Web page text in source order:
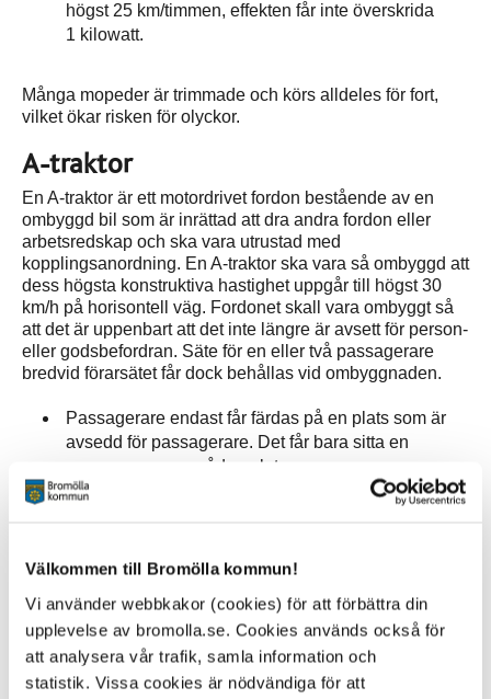
Välkommen till Bromölla kommun!
Vi använder webbkakor (cookies) för att förbättra din
upplevelse av bromolla.se. Cookies används också för
att analysera vår trafik, samla information och
statistik. Vissa cookies är nödvändiga för att
högst 25 km/timmen, effekten får inte överskrida
1 kilowatt.
Många mopeder är trimmade och körs alldeles för fort,
vilket ökar risken för olyckor.
A-traktor
En A-traktor är ett motordrivet fordon bestående av en
ombyggd bil som är inrättad att dra andra fordon eller
arbetsredskap och ska vara utrustad med
kopplingsanordning. En A-traktor ska vara så ombyggd att
dess högsta konstruktiva hastighet uppgår till högst 30
km/h på horisontell väg. Fordonet skall vara ombyggt så
att det är uppenbart att det inte längre är avsett för person-
eller godsbefordran. Säte för en eller två passagerare
bredvid förarsätet får dock behållas vid ombyggnaden.
Passagerare endast får färdas på en plats som är
avsedd för passagerare. Det får bara sitta en
passagerare per sådan plats.
De som färdas i en A-traktor ska använda bälte.
att ”frirulla” snabbare än så i nedförsbacke. Sedan
konstruerad för att kunna köra snabbare än 30
kilometer i timmen.